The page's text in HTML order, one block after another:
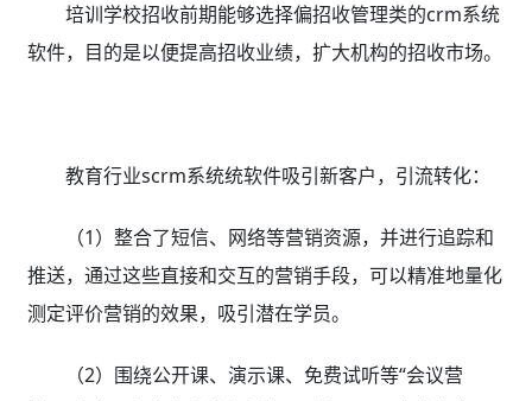
培训学校招收前期能够选择偏招收管理类的crm系统
软件，目的是以便提高招收业绩，扩大机构的招收市场。
教育行业scrm系统统软件吸引新客户，引流转化：
（1）整合了短信、网络等营销资源，并进行追踪和
推送，通过这些直接和交互的营销手段，可以精准地量化
测定评价营销的效果，吸引潜在学员。
（2）围绕公开课、演示课、免费试听等“会议营